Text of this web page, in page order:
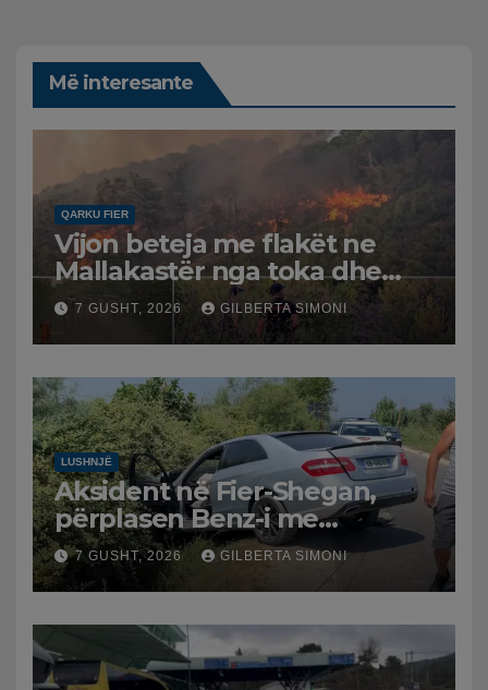
Më interesante
QARKU FIER
Vijon beteja me flakët ne
Mallakastër nga toka dhe
nga ajri me dy helikopterë.
7 GUSHT, 2026 GILBERTA SIMONI
LUSHNJË
Aksident në Fier-Shegan,
përplasen Benz-i me
furgonin, plagoset një i
moshuar
7 GUSHT, 2026 GILBERTA SIMONI